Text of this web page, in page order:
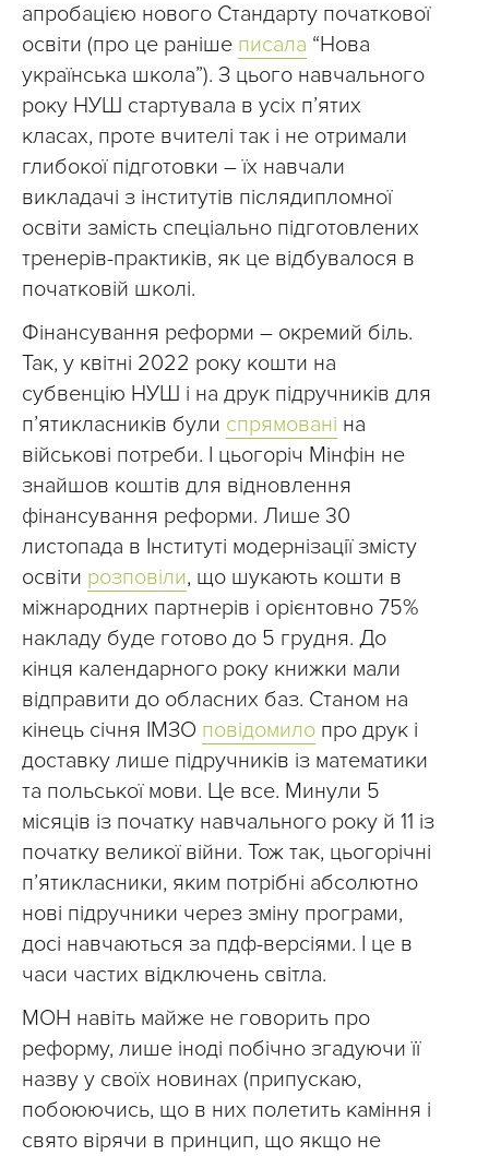
апробацією нового Стандарту початкової
освіти (про це раніше писала “Нова
українська школа”). З цього навчального
року НУШ стартувала в усіх пʼятих
класах, проте вчителі так і не отримали
глибокої підготовки – їх навчали
викладачі з інститутів післядипломної
освіти замість спеціально підготовлених
тренерів-практиків, як це відбувалося в
початковій школі.
Фінансування реформи – окремий біль.
Так, у квітні 2022 року кошти на
субвенцію НУШ і на друк підручників для
пʼятикласників були спрямовані на
військові потреби. І цьогоріч Мінфін не
знайшов коштів для відновлення
фінансування реформи. Лише 30
листопада в Інституті модернізації змісту
освіти розповіли, що шукають кошти в
міжнародних партнерів і орієнтовно 75%
накладу буде готово до 5 грудня. До
кінця календарного року книжки мали
відправити до обласних баз. Станом на
кінець січня ІМЗО повідомило про друк і
доставку лише підручників із математики
та польської мови. Це все. Минули 5
місяців із початку навчального року й 11 із
початку великої війни. Тож так, цьогорічні
пʼятикласники, яким потрібні абсолютно
нові підручники через зміну програми,
досі навчаються за пдф-версіями. І це в
часи частих відключень світла.
МОН навіть майже не говорить про
реформу, лише іноді побічно згадуючи її
назву у своїх новинах (припускаю,
побоюючись, що в них полетить каміння і
свято вірячи в принцип, що якщо не